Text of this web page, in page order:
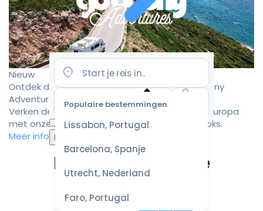
Populaire bestemmingen
Lissabon, Portugal
Barcelona, Spanje
Utrecht, Nederland
Faro, Portugal
Selecteer
datum
voor de
beste
prijzen
Nieuw
Ontdek de mooiste camperroutes met Goboony
Adventures
Verken de mooiste camperbestemmingen in Europa
met onze zorgvuldig samengestelde roadbooks.
Meer informatie
Ervaar de ultieme
campervakantie